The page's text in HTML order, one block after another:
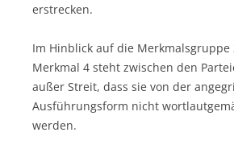
erstrecken.
Im Hinblick auf die Merkmalsgruppe
Merkmal 4 steht zwischen den
außer Streit, dass sie von der
Ausführungsform nicht
werden.